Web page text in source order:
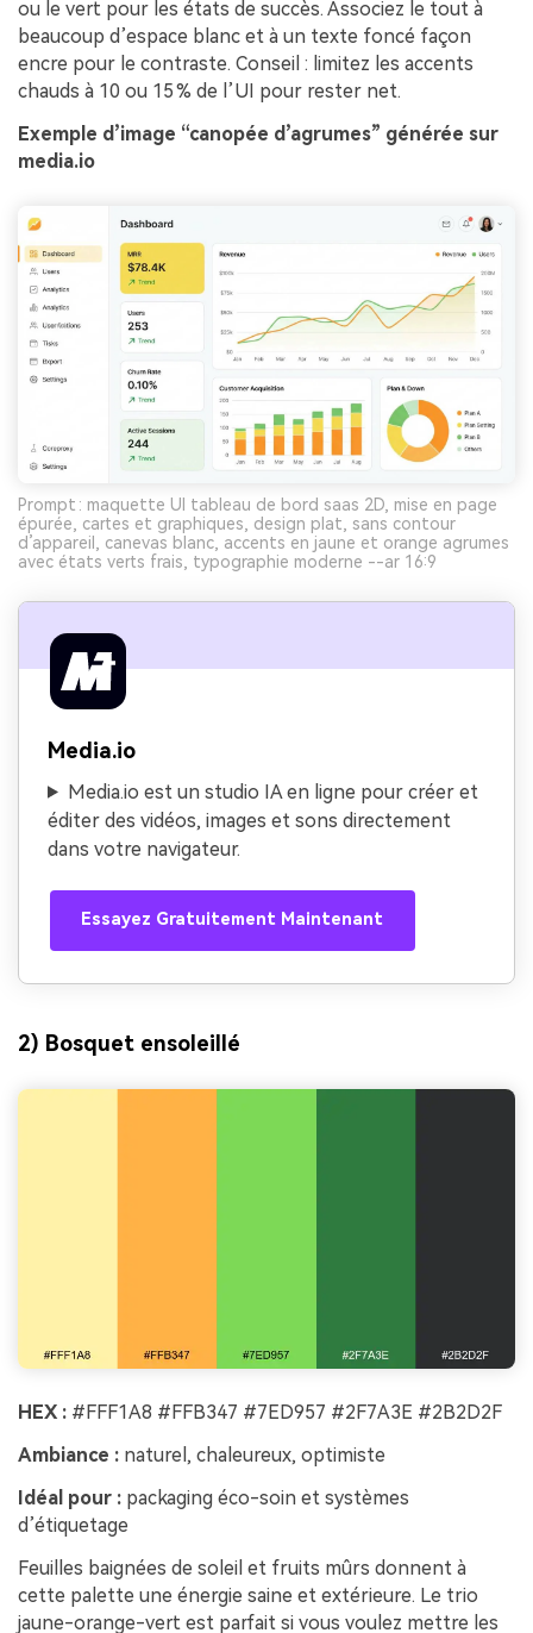
ou le vert pour les états de succès. Associez le tout à
beaucoup d’espace blanc et à un texte foncé façon
encre pour le contraste. Conseil : limitez les accents
chauds à 10 ou 15 % de l’UI pour rester net.
Exemple d’image “canopée d’agrumes” générée sur
media.io
Prompt : maquette UI tableau de bord saas 2D, mise en page
épurée, cartes et graphiques, design plat, sans contour
d’appareil, canevas blanc, accents en jaune et orange agrumes
avec états verts frais, typographie moderne --ar 16:9
Media.io
Media.io est un studio IA en ligne pour créer et
éditer des vidéos, images et sons directement
dans votre navigateur.
Essayez Gratuitement Maintenant
2) Bosquet ensoleillé
HEX : #FFF1A8 #FFB347 #7ED957 #2F7A3E #2B2D2F
Ambiance : naturel, chaleureux, optimiste
Idéal pour : packaging éco-soin et systèmes
d’étiquetage
Feuilles baignées de soleil et fruits mûrs donnent à
cette palette une énergie saine et extérieure. Le trio
jaune-orange-vert est parfait si vous voulez mettre les